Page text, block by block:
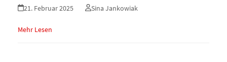
21. Februar 2025 Sina Jankowiak
Mehr Lesen